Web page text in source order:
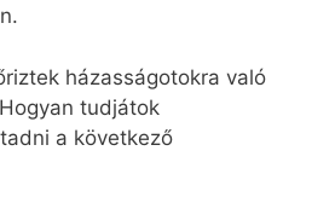
házasságotokra való
tudjátok
a következő